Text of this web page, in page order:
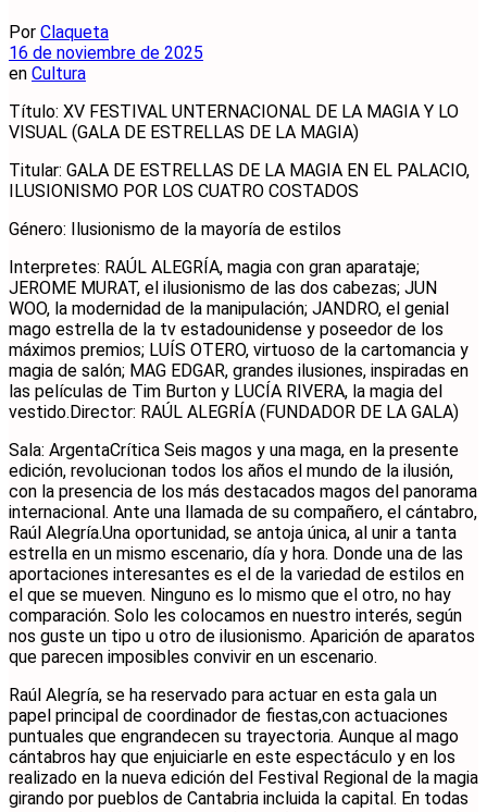
Por Claqueta
16 de noviembre de 2025
en Cultura
Título: XV FESTIVAL UNTERNACIONAL DE LA MAGIA Y LO
VISUAL (GALA DE ESTRELLAS DE LA MAGIA)
Titular: GALA DE ESTRELLAS DE LA MAGIA EN EL PALACIO,
ILUSIONISMO POR LOS CUATRO COSTADOS
Género: Ilusionismo de la mayoría de estilos
Interpretes: RAÚL ALEGRÍA, magia con gran aparataje;
JEROME MURAT, el ilusionismo de las dos cabezas; JUN
WOO, la modernidad de la manipulación; JANDRO, el genial
mago estrella de la tv estadounidense y poseedor de los
máximos premios; LUÍS OTERO, virtuoso de la cartomancia y
magia de salón; MAG EDGAR, grandes ilusiones, inspiradas en
las películas de Tim Burton y LUCÍA RIVERA, la magia del
vestido.Director: RAÚL ALEGRÍA (FUNDADOR DE LA GALA)
Sala: ArgentaCrítica Seis magos y una maga, en la presente
edición, revolucionan todos los años el mundo de la ilusión,
con la presencia de los más destacados magos del panorama
internacional. Ante una llamada de su compañero, el cántabro,
Raúl Alegría.Una oportunidad, se antoja única, al unir a tanta
estrella en un mismo escenario, día y hora. Donde una de las
aportaciones interesantes es el de la variedad de estilos en
el que se mueven. Ninguno es lo mismo que el otro, no hay
comparación. Solo les colocamos en nuestro interés, según
nos guste un tipo u otro de ilusionismo. Aparición de aparatos
que parecen imposibles convivir en un escenario.
Raúl Alegría, se ha reservado para actuar en esta gala un
papel principal de coordinador de fiestas,con actuaciones
puntuales que engrandecen su trayectoria. Aunque al mago
cántabros hay que enjuiciarle en este espectáculo y en los
realizado en la nueva edición del Festival Regional de la magia
girando por pueblos de Cantabria incluida la capital. En todas